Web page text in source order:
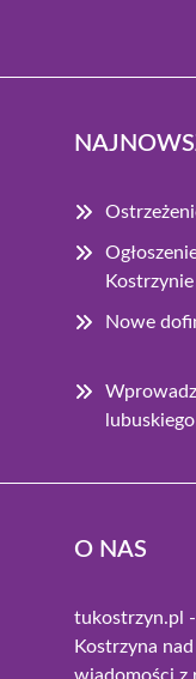
Nowe
lubuskiego
O NAS
tukostrzyn.pl
Kostrzyna